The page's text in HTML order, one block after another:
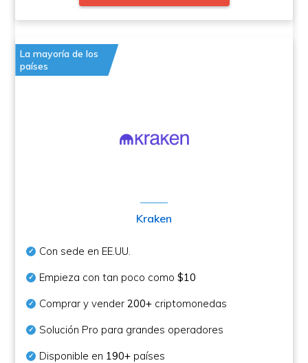
La mayoría de los
países
Kraken
Con sede en EE.UU.
Empieza con tan poco como$10
Comprar y vender200+ criptomonedas
Solución Pro para grandes operadores
Disponible en 190+ países